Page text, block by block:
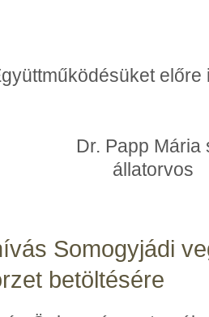
előre
Dr. Papp Mária
állatorvos
Somogyjádi
betöltésére